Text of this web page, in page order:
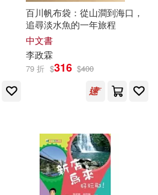
百川帆布袋：從山澗到海口，
追尋淡水魚的一年旅程
中文書
李政霖
79 折 $316 $400